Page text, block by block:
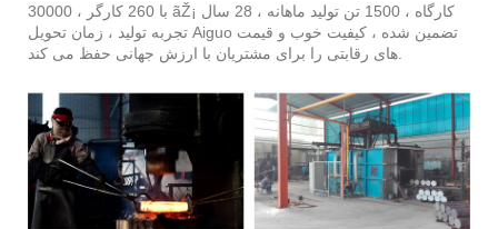
با 260 کارگر ، 30000 ãŽ¡ کارگاه ، 1500 تن تولید ماهانه ، 28 سال
تجربه تولید ، زمان تحویل Aiguo تضمین شده ، کیفیت خوب و قیمت